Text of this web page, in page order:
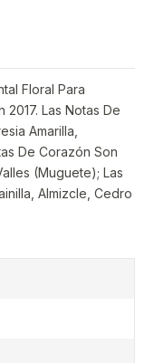
Floral Para
2017. Las Notas De
Amarilla,
De Corazón Son
(Muguete); Las
Almizcle, Cedro